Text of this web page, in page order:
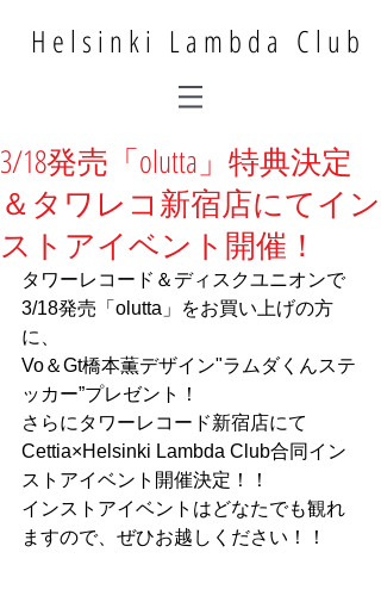
Helsinki Lambda Club
3/18発売「olutta」特典決定
＆タワレコ新宿店にてイン
ストアイベント開催！
タワーレコード＆ディスクユニオンで
3/18発売「olutta」をお買い上げの方
に、
Vo＆Gt橋本薫デザイン"ラムダくんステ
ッカー”プレゼント！
さらにタワーレコード新宿店にて
Cettia×Helsinki Lambda Club合同イン
ストアイベント開催決定！！
インストアイベントはどなたでも観れ
ますので、ぜひお越しください！！